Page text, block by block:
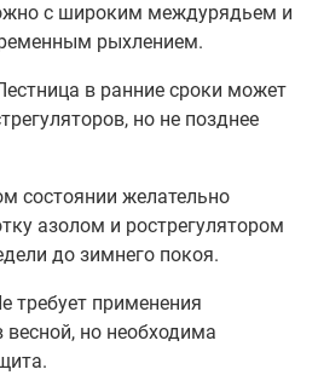
с широким междурядьем и
рыхлением.
в ранние сроки может
но не позднее
состоянии желательно
азолом и рострегулятором
до зимнего покоя.
требует применения
весной, но необходима